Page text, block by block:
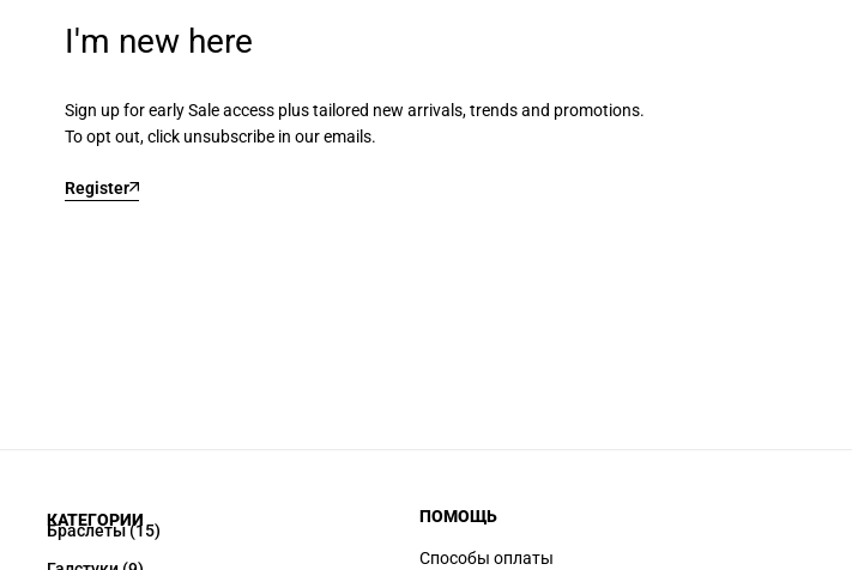
I'm new here
Sign up for early Sale access plus tailored new arrivals, trends and promotions.
To opt out, click unsubscribe in our emails.
Register
КАТЕГОРИИ
Браслеты(15)
ПОМОЩЬ
Способы оплаты